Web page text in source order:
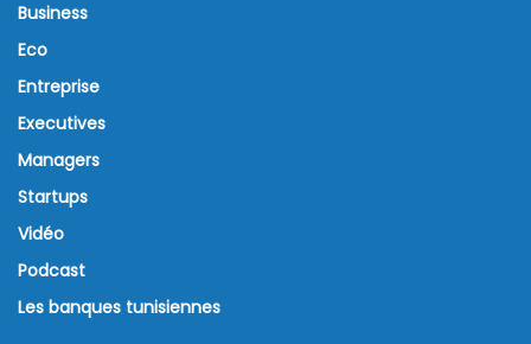
Business
Eco
Entreprise
Executives
Managers
Startups
Vidéo
Podcast
Les banques tunisiennes